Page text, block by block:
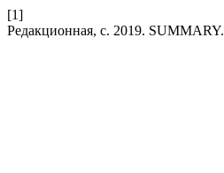
[1]
Редакционная, с. 2019. SUMMARY.